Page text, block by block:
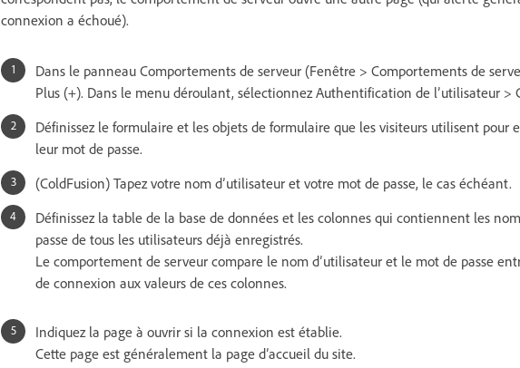
connexion a échoué).
Dans le panneau Comportements de serveur (Fenêtre > Comportements de
Plus (+). Dans le menu déroulant, sélectionnez Authentification de l’utilisateur >
Définissez le formulaire et les objets de formulaire que les visiteurs utilisent pour
leur mot de passe.
(ColdFusion) Tapez votre nom d’utilisateur et votre mot de passe, le cas échéant.
Définissez la table de la base de données et les colonnes qui contiennent les
passe de tous les utilisateurs déjà enregistrés.
Le comportement de serveur compare le nom d’utilisateur et le mot de passe
de connexion aux valeurs de ces colonnes.
Indiquez la page à ouvrir si la connexion est établie.
Cette page est généralement la page d’accueil du site.